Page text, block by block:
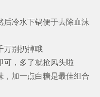
后冷水下锅便于去除血沫
万别扔掉哦
可，多了就抢风头啦
，加一点白糖是最佳组合